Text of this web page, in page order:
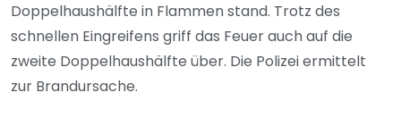
Doppelhaushälfte in Flammen stand. Trotz des
schnellen Eingreifens griff das Feuer auch auf die
zweite Doppelhaushälfte über. Die Polizei ermittelt
zur Brandursache.